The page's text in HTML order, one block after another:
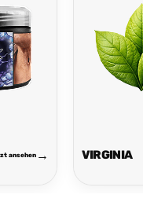
ansehen VIRGINIA